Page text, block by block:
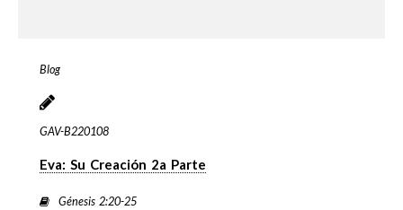
Blog
GAV-B220108
Eva: Su Creación 2a Parte
Génesis 2:20-25